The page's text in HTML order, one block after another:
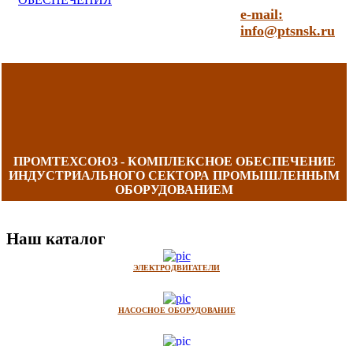
e-mail:
info@ptsnsk.ru
ПРОМТЕХСОЮЗ - КОМПЛЕКСНОЕ ОБЕСПЕЧЕНИЕ
ИНДУСТРИАЛЬНОГО СЕКТОРА ПРОМЫШЛЕННЫМ
ОБОРУДОВАНИЕМ
Наш каталог
ЭЛЕКТРОДВИГАТЕЛИ
НАСОСНОЕ ОБОРУДОВАНИЕ